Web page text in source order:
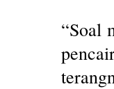
“Soal